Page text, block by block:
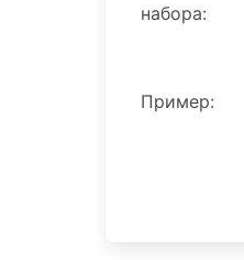
набора:
Пример: